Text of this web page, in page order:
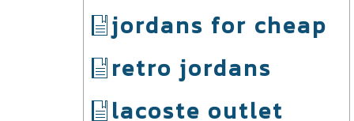
jordans for cheap
retro jordans
lacoste outlet